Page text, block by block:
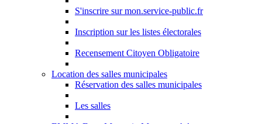
S'inscrire sur mon.service-public.fr
Inscription sur les listes électorales
Recensement Citoyen Obligatoire
Location des salles municipales
Réservation des salles municipales
Les salles